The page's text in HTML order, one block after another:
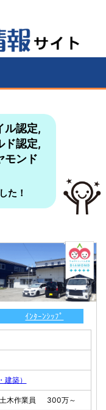
ル認定,
ド認定,
モンド
た！
ｲﾝﾀｰﾝｼｯﾌﾟ
築）
木作業員 300万～